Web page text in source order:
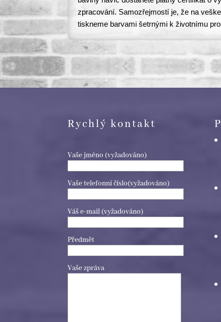
zpracování. Samozřejmostí je, že na
tiskneme barvami šetrnými k životnímu
Rychlý kontakt
Vaše jméno (vyžadováno)
Vaše telefonní číslo(vyžadováno)
Váš e-mail (vyžadováno)
Předmět
Vaše zpráva